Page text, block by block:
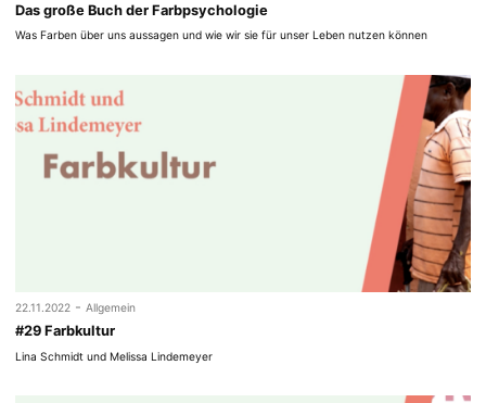
Das große Buch der Farbpsychologie
Was Farben über uns aussagen und wie wir sie für unser Leben nutzen können
22.11.2022 - Allgemein
#29 Farbkultur
Lina Schmidt und Melissa Lindemeyer